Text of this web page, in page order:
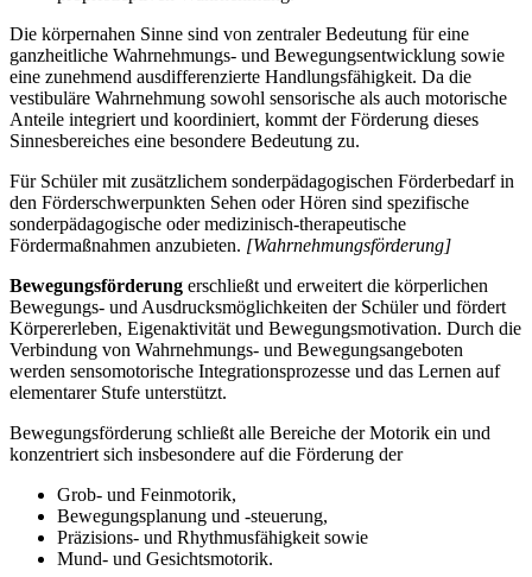
Die körpernahen Sinne sind von zentraler Bedeutung für eine
ganzheitliche Wahrnehmungs- und Bewegungsentwicklung sowie
eine zunehmend ausdifferenzierte Handlungsfähigkeit. Da die
vestibuläre Wahrnehmung sowohl sensorische als auch motorische
Anteile integriert und koordiniert, kommt der Förderung dieses
Sinnesbereiches eine besondere Bedeutung zu.
Für Schüler mit zusätzlichem sonderpädagogischen Förderbedarf in
den Förderschwerpunkten Sehen oder Hören sind spezifische
sonderpädagogische oder medizinisch-therapeutische
Fördermaßnahmen anzubieten. [Wahrnehmungsförderung]
Bewegungsförderung erschließt und erweitert die körperlichen
Bewegungs- und Ausdrucksmöglichkeiten der Schüler und fördert
Körpererleben, Eigenaktivität und Bewegungsmotivation. Durch die
Verbindung von Wahrnehmungs- und Bewegungsangeboten
werden sensomotorische Integrationsprozesse und das Lernen auf
elementarer Stufe unterstützt.
Bewegungsförderung schließt alle Bereiche der Motorik ein und
konzentriert sich insbesondere auf die Förderung der
Grob- und Feinmotorik,
Bewegungsplanung und -steuerung,
Präzisions- und Rhythmusfähigkeit sowie
Mund- und Gesichtsmotorik.